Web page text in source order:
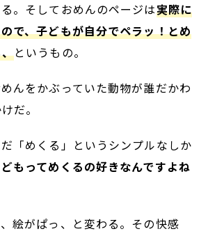
。そしておめんのページは実際に
で、子どもが自分でペラッ！とめ
というもの。
んをかぶっていた動物が誰だかわ
だ。
「めくる」というシンプルなしか
もってめくるの好きなんですよね
絵がぱっ、と変わる。その快感